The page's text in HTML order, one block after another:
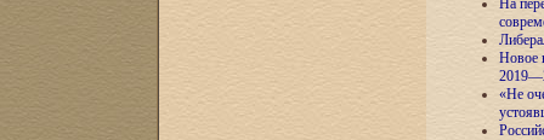
На
Новое
«Не